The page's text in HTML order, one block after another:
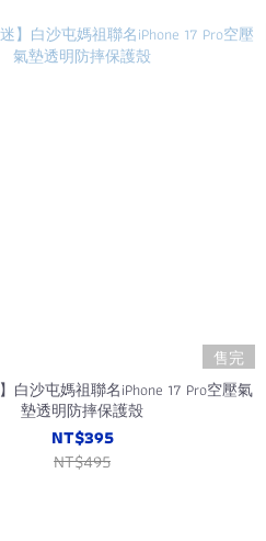
售完
】白沙屯媽祖聯名iPhone 17 Pro空壓氣
墊透明防摔保護殼
NT$395
NT$495